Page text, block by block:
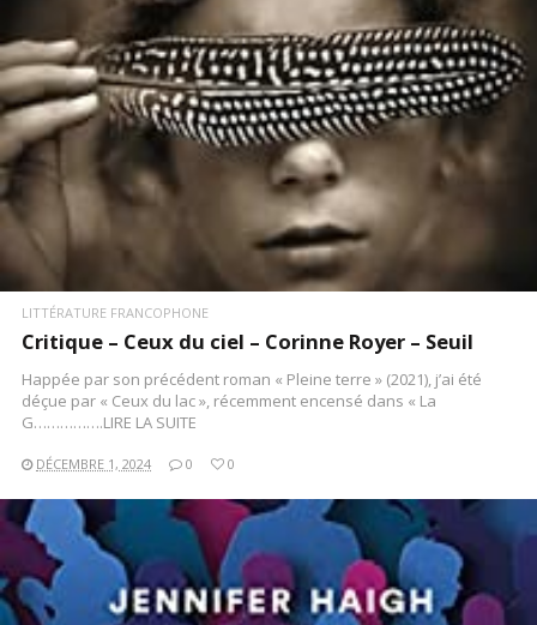
LITTÉRATURE FRANCOPHONE
Critique – Ceux du ciel – Corinne Royer – Seuil
Happée par son précédent roman « Pleine terre » (2021), j’ai été
déçue par « Ceux du lac », récemment encensé dans « La
G…………….LIRE LA SUITE
DÉCEMBRE 1, 2024 0 0